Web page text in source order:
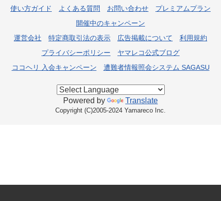
使い方ガイド
よくある質問 お問い合わせ
プレミアムプラン
開催中のキャンペーン
運営会社
特定商取引法の表示 広告掲載について
利用規約
プライバシーポリシー
ヤマレコ公式ブログ
ココヘリ 入会キャンペーン
遭難者情報照会システム SAGASU
Powered by Translate
Copyright (C)2005-2024 Yamareco Inc.